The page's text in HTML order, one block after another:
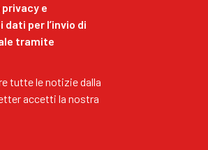
e
per l’invio di
tramite
tutte le notizie dalla
accetti la nostra